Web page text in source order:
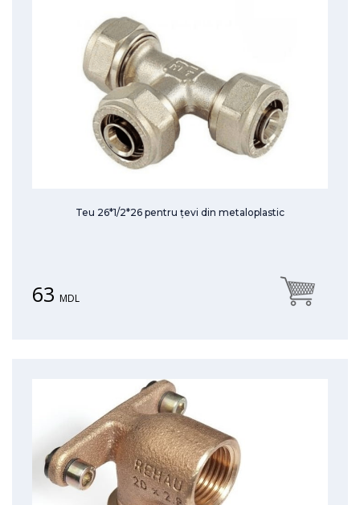
Teu 26*1/2*26 pentru țevi din metaloplastic
63 MDL